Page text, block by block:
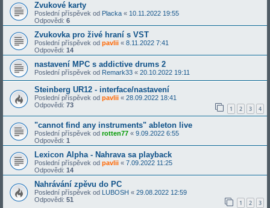
Zvukové karty
Poslední příspěvek od Placka « 10.11.2022 19:55
Odpovědi: 6
Zvukovka pro živé hraní s VST
Poslední příspěvek od pavlii « 8.11.2022 7:41
Odpovědi: 14
nastavení MPC s addictive drums 2
Poslední příspěvek od Remark33 « 20.10.2022 19:11
Steinberg UR12 - interface/nastavení
Poslední příspěvek od pavlii « 28.09.2022 18:41
Odpovědi: 73 1 2 3 4
"cannot find any instruments" ableton live
Poslední příspěvek od rotten77 « 9.09.2022 6:55
Odpovědi: 1
Lexicon Alpha - Nahrava sa playback
Poslední příspěvek od pavlii « 7.09.2022 11:25
Odpovědi: 14
Nahrávání zpěvu do PC
Poslední příspěvek od LUBOSH « 29.08.2022 12:59
Odpovědi: 51 1 2 3